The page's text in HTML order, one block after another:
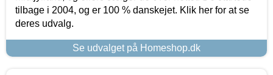
tilbage i 2004, og er 100 % danskejet. Klik her for at se
deres udvalg.
Se udvalget på Homeshop.dk